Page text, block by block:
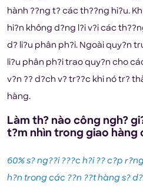
hành ??ng t? các th??ng hi?u.
hi?n không d?ng l?i v?i các
d? li?u phân ph?i. Ngoài quy?n
li?u phân ph?i trao quy?n cho
v?n ?? d?ch v? tr??c khi nó tr?
hàng.
Làm th? nào công ngh?
t?m nhìn trong giao hàng
60% s? ng??i ???c h?i ?? c?p
h?n trong các ??n ??t hàng s?